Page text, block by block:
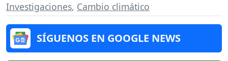
Investigaciones, Cambio climático
SÍGUENOS EN GOOGLE NEWS